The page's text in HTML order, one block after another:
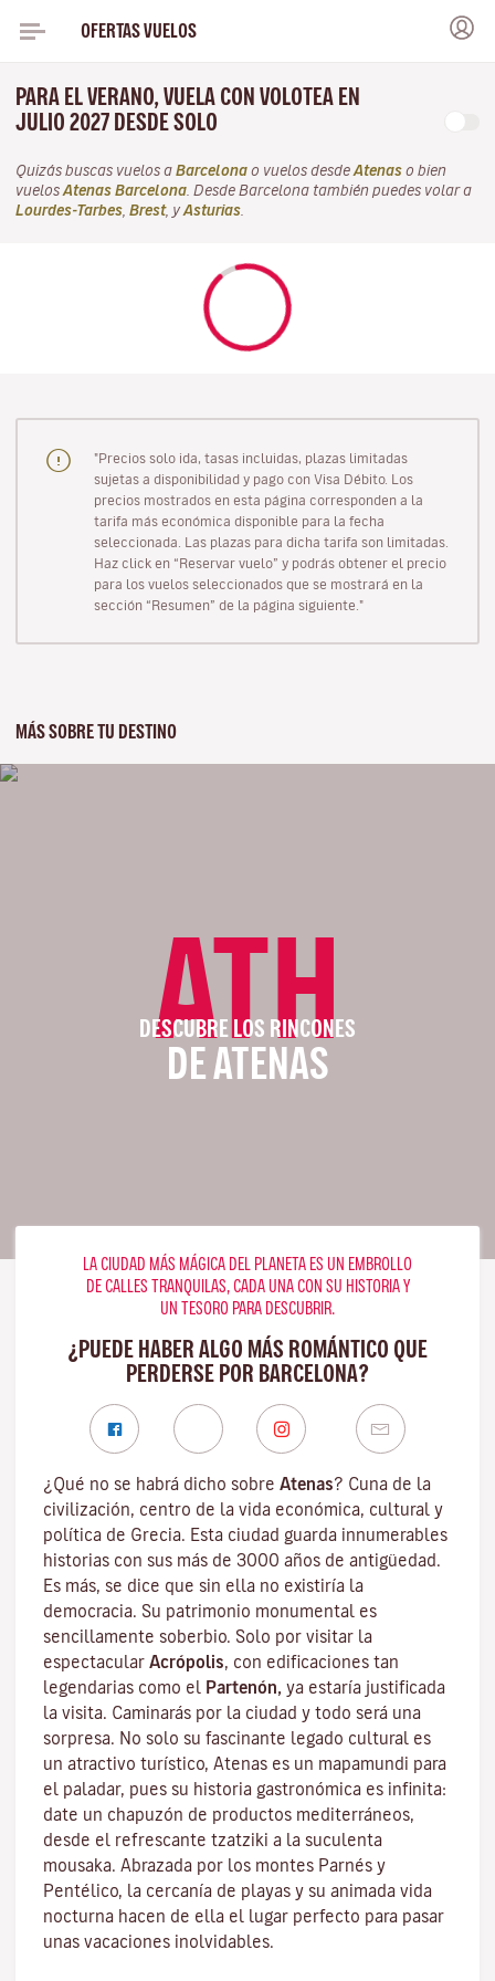
OFERTAS VUELOS
PARA EL VERANO, VUELA CON VOLOTEA EN
JULIO 2027 DESDE SOLO
Quizás buscas vuelos a Barcelona o vuelos desde Atenas o bien
vuelos Atenas Barcelona . Desde Barcelona también puedes volar a
Lourdes-Tarbes Brest, y Asturias
"Precios solo ida, tasas incluidas, plazas limitadas
sujetas a disponibilidad y pago con Visa Débito. Los
precios mostrados en esta página corresponden a la
tarifa más económica disponible para la fecha
seleccionada. Las plazas para dicha tarifa son limitadas.
Haz click en “Reservar vuelo” y podrás obtener el precio
para los vuelos seleccionados que se mostrará en la
sección “Resumen” de la página siguiente."
MÁS SOBRE TU DESTINO
ATH
DESCUBRE LOS RINCONES
DE ATENAS
LA CIUDAD MÁS MÁGICA DEL PLANETA ES UN EMBROLLO
DE CALLES TRANQUILAS, CADA UNA CON SU HISTORIA Y
UN TESORO PARA DESCUBRIR.
¿PUEDE HABER ALGO MÁS ROMÁNTICO QUE
PERDERSE POR BARCELONA?
¿Qué no se habrá dicho sobre Atenas? Cuna de la
civilización, centro de la vida económica, cultural y
política de Grecia. Esta ciudad guarda innumerables
historias con sus más de 3000 años de antigüedad.
Es más, se dice que sin ella no existiría la
democracia. Su patrimonio monumental es
sencillamente soberbio. Solo por visitar la
espectacular Acrópolis, con edificaciones tan
legendarias como el Partenón, ya estaría justificada
la visita. Caminarás por la ciudad y todo será una
sorpresa. No solo su fascinante legado cultural es
un atractivo turístico, Atenas es un mapamundi para
el paladar, pues su historia gastronómica es infinita:
date un chapuzón de productos mediterráneos,
desde el refrescante tzatziki a la suculenta
mousaka. Abrazada por los montes Parnés y
Pentélico, la cercanía de playas y su animada vida
nocturna hacen de ella el lugar perfecto para pasar
unas vacaciones inolvidables.